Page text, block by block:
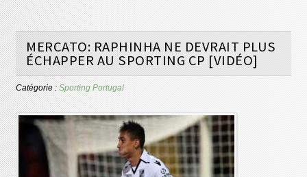
MERCATO: RAPHINHA NE DEVRAIT PLUS
ÉCHAPPER AU SPORTING CP [VIDÉO]
Catégorie :Sporting Portugal